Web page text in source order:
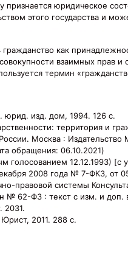
юридическое
этого государства и
как
взаимных прав
термин
юрид. изд. дом, 1994. 126 с.
территория и
Москва : Издательство
обращения: 06.10.2021)
голосованием 12.12.1993)
2008 года № 7-ФКЗ, от
правовой системы
62-ФЗ : текст с изм. и доп.
2031.
2011. 288 c.